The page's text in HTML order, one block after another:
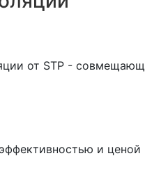
от STP -
и